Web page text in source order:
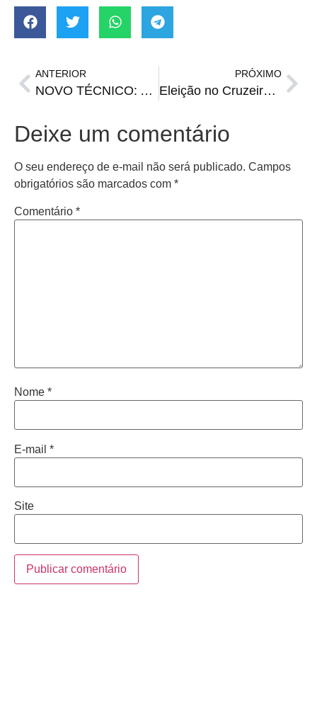
ANTERIOR
NOVO TÉCNICO: América Mineiro oficializa o retorno de Vagner Mancini
PRÓXIMO
Eleição no Cruzeiro já tem nova data e chapa encaminhada
Deixe um comentário
O seu endereço de e-mail não será publicado. Campos
obrigatórios são marcados com *
Comentário *
Nome *
E-mail *
Site